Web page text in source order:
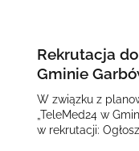
Rekrutacja
Gminie
W związku z
„TeleMed24 w
w rekrutacji: